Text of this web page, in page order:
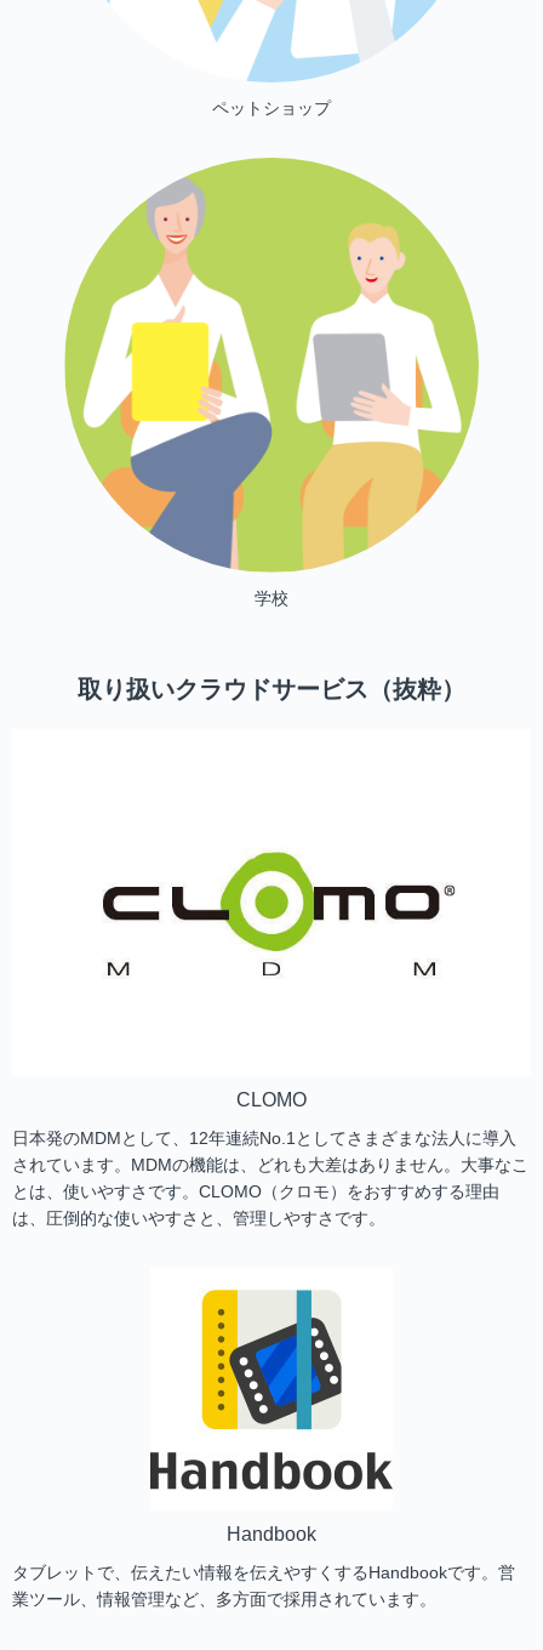
ペットショップ
学校
取り扱いクラウドサービス（抜粋）
CLOMO
日本発のMDMとして、12年連続No.1としてさまざまな法人に導入
されています。MDMの機能は、どれも大差はありません。大事なこ
とは、使いやすさです。CLOMO（クロモ）をおすすめする理由
は、圧倒的な使いやすさと、管理しやすさです。
Handbook
タブレットで、伝えたい情報を伝えやすくするHandbookです。営
業ツール、情報管理など、多方面で採用されています。